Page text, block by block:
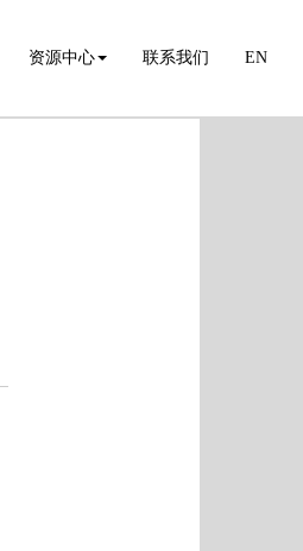
资源中心 联系我们 EN